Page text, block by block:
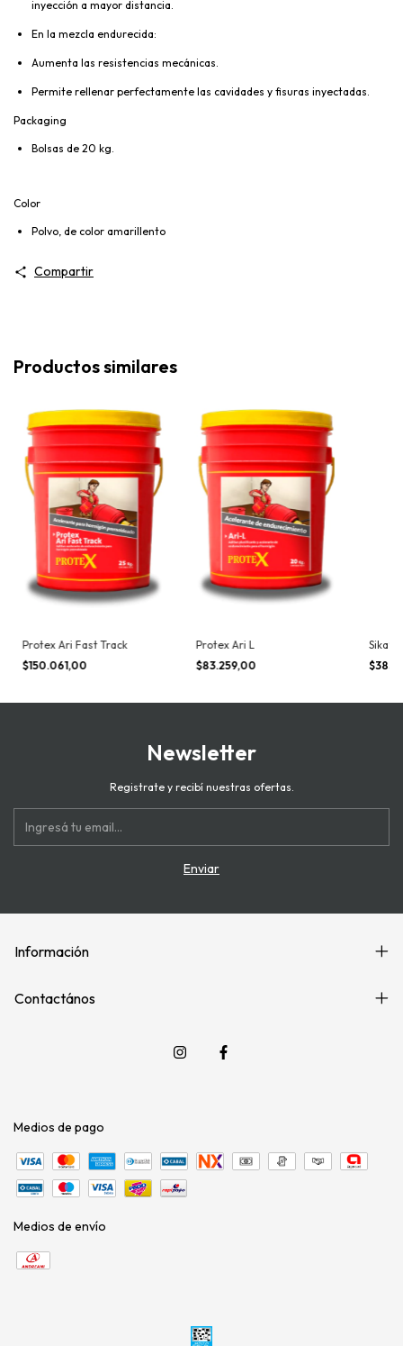
inyección a mayor distancia.
En la mezcla endurecida:
Aumenta las resistencias mecánicas.
Permite rellenar perfectamente las cavidades y fisuras inyectadas.
Packaging
Bolsas de 20 kg.
Color
Polvo, de color amarillento
Compartir
Productos similares
Protex Ari Fast Track
$150.061,00
Protex Ari L
$83.259,00
Sika®
Newsletter
Registrate y recibí nuestras ofertas.
Información
Contactános
Medios de pago
Medios de envío